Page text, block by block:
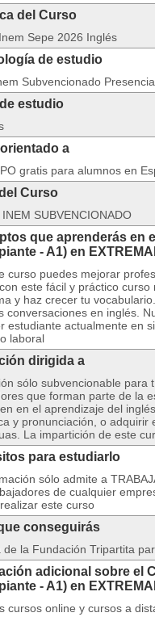
del Curso
Sepe 2026 Inglés
de estudio
Subvencionado
estudio
a
gratis para alumnos en
Curso
SUBVENCIONADO
que aprenderás en
- A1) en
curso puedes mejorar
este fácil y práctico
y haz crecer tu
conversaciones en inglés.
estudiante actualmente en
laboral
dirigida a
sólo subvencionable para
que forman parte de la
en el aprendizaje del
y pronunciación, o adquirir
La impartición de este
para estudiarlo
sólo admite a
de cualquier
este curso
conseguirás
de la Fundación Tripartita
adicional sobre el
- A1) en
cursos online y cursos a